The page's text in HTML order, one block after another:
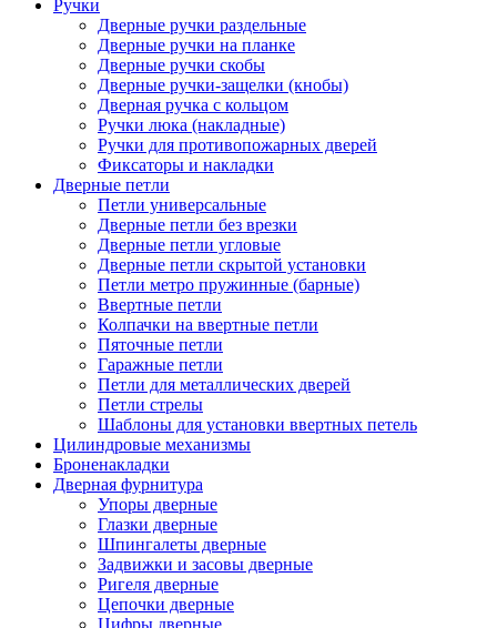
Ручки
Дверные ручки раздельные
Дверные ручки на планке
Дверные ручки скобы
Дверные ручки-защелки (кнобы)
Дверная ручка с кольцом
Ручки люка (накладные)
Ручки для противопожарных дверей
Фиксаторы и накладки
Дверные петли
Петли универсальные
Дверные петли без врезки
Дверные петли угловые
Дверные петли скрытой установки
Петли метро пружинные (барные)
Ввертные петли
Колпачки на ввертные петли
Пяточные петли
Гаражные петли
Петли для металлических дверей
Петли стрелы
Шаблоны для установки ввертных петель
Цилиндровые механизмы
Броненакладки
Дверная фурнитура
Упоры дверные
Глазки дверные
Шпингалеты дверные
Задвижки и засовы дверные
Ригеля дверные
Цепочки дверные
Цифры дверные